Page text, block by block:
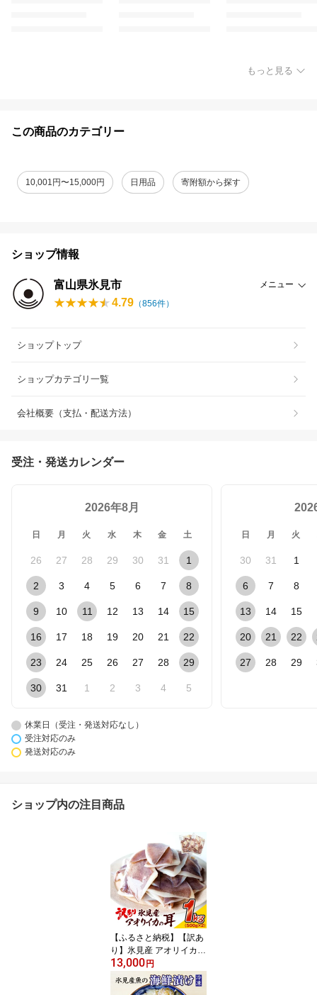
もっと見る
この商品のカテゴリー
10,001円〜15,000円 日用品 寄附額から探す
ショップ情報
富山県氷見市 メニュー
4.79 （856件）
ショップトップ
ショップカテゴリ一覧
会社概要（支払・配送方法）
受注・発送カレンダー
2026年8月
日 月 火 水 木 金 土
26 27 28 29 30 31 1
2 3 4 5 6 7 8
9 10 11 12 13 14 15
16 17 18 19 20 21 22
23 24 25 26 27 28 29
30 31 1 2 3 4 5
日 月 火
30 31 1
6 7 8
13 14 15
20 21 22
27 28 29
休業日（受注・発送対応なし）
受注対応のみ
発送対応のみ
ショップ内の注目商品
【ふるさと納税】【訳あ
り】氷見産 アオリイカ耳
（エンペラ）1kg｜イカ
の王様の希少部位を産地
直送〈冷凍〉
13,000円